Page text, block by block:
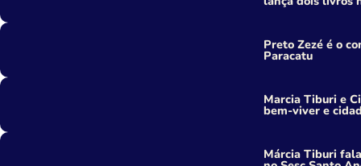
Preto Zezé é o
Paracatu
Marcia Tiburi e
bem-viver e
Márcia Tiburi